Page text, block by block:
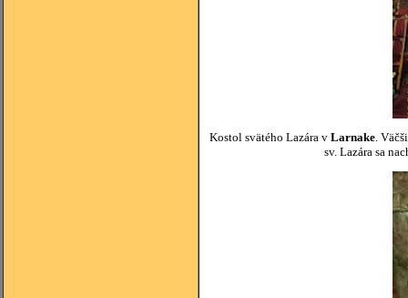
Kostol svätého Lazára v Larnake.
sv. Lazára sa